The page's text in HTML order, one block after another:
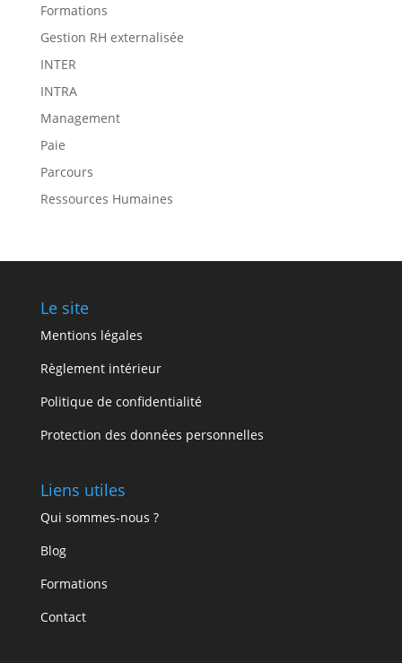
Formations
Gestion RH externalisée
INTER
INTRA
Management
Paie
Parcours
Ressources Humaines
Le site
Mentions légales
Règlement intérieur
Politique de confidentialité
Protection des données personnelles
Liens utiles
Qui sommes-nous ?
Blog
Formations
Contact